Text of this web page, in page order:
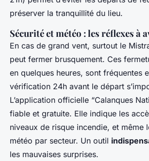
préserver la tranquillité du lieu.
Sécurité et météo : les réflexes à
En cas de grand vent, surtout le
peut fermer brusquement. Ces
en quelques heures, sont fréquentes
vérification 24h avant le départ
L’application officielle “Calanques
fiable et gratuite. Elle indique les
niveaux de risque incendie, et même
météo par secteur. Un outil
les mauvaises surprises.